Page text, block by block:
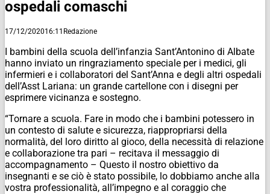
ospedali comaschi
17/12/202016:11 Redazione
I bambini della scuola dell’infanzia Sant’Antonino di Albate
hanno inviato un ringraziamento speciale per i medici, gli
infermieri e i collaboratori del Sant’Anna e degli altri ospedali
dell’Asst Lariana: un grande cartellone con i disegni per
esprimere vicinanza e sostegno.
“Tornare a scuola. Fare in modo che i bambini potessero in
un contesto di salute e sicurezza, riappropriarsi della
normalità, del loro diritto al gioco, della necessità di relazione
e collaborazione tra pari – recitava il messaggio di
accompagnamento – Questo il nostro obiettivo da
insegnanti e se ciò è stato possibile, lo dobbiamo anche alla
vostra professionalità, all’impegno e al coraggio che